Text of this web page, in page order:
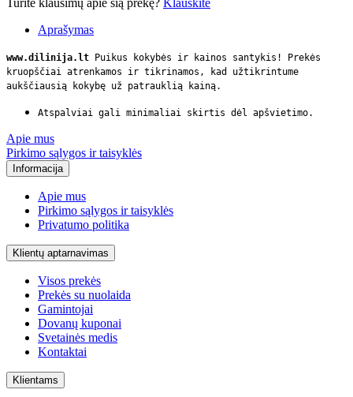
Turite klausimų apie šią prekę? Klauskite
Aprašymas
www.dilinija.lt Puikus kokybės ir kainos santykis! Prekės
kruopščiai atrenkamos ir tikrinamos, kad užtikrintume
aukščiausią kokybę už patrauklią kainą.
Atspalviai gali minimaliai skirtis dėl apšvietimo.
Apie mus
Pirkimo sąlygos ir taisyklės
Informacija
Apie mus
Pirkimo sąlygos ir taisyklės
Privatumo politika
Klientų aptarnavimas
Visos prekės
Prekės su nuolaida
Gamintojai
Dovanų kuponai
Svetainės medis
Kontaktai
Klientams